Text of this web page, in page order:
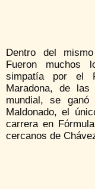
Dentro del
Fueron muchos
simpatía por el
Maradona, de
mundial, se
Maldonado, el
carrera en
cercanos de